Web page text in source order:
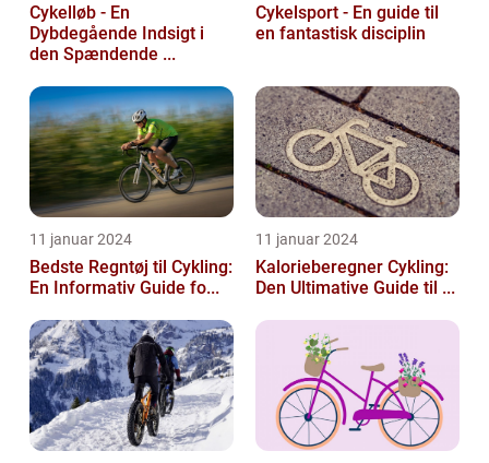
Cykelløb - En
Dybdegående Indsigt i
den Spændende ...
Cykelsport - En guide til
en fantastisk disciplin
11 januar 2024
Bedste Regntøj til Cykling:
En Informativ Guide fo...
11 januar 2024
Kalorieberegner Cykling:
Den Ultimative Guide til ...